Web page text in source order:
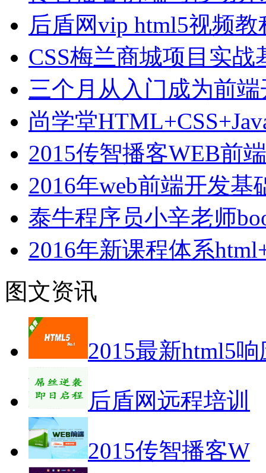
后盾网vip html5视频
CSS梅兰商城项目实战
三个月从入门成为前
尚学堂
2015传智播客WEB前
2016年web前端开发基
泰牛程序员小辛老师
2016年新课程体系
图文资讯
2015最新html5响
后盾网远程培训
2015传智播客W